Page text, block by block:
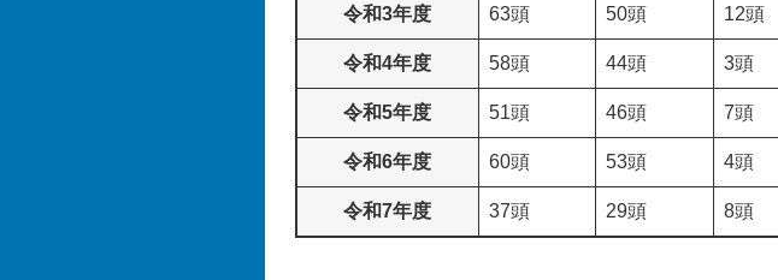
令和3年度 63頭 50頭 12頭
令和4年度 58頭 44頭 3頭
令和5年度 51頭 46頭 7頭
令和6年度 60頭 53頭 4頭
令和7年度 37頭 29頭 8頭